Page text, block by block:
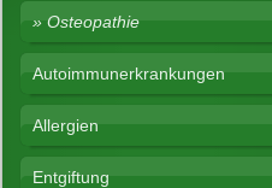
Osteopathie
Autoimmunerkrankungen
Allergien
Entgiftung